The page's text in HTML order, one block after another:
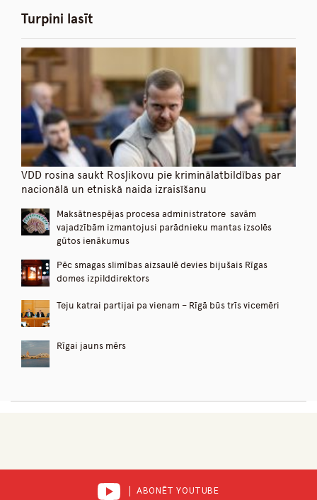
Turpini lasīt
VDD rosina saukt Rosļikovu pie kriminālatbildības par
nacionālā un etniskā naida izraisīšanu
Maksātnespējas procesa administratore savām
vajadzībām izmantojusi parādnieku mantas izsolēs
gūtos ienākumus
Pēc smagas slimības aizsaulē devies bijušais Rīgas
domes izpilddirektors
Teju katrai partijai pa vienam – Rīgā būs trīs vicemēri
Rīgai jauns mērs
ABONĒT YOUTUBE